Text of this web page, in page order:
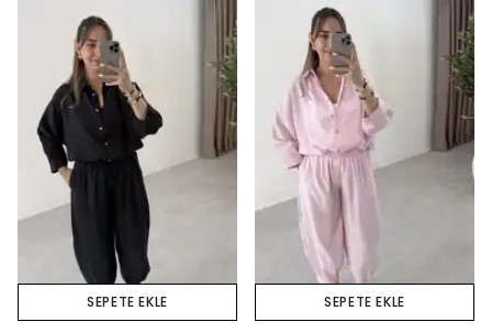
SEPETE EKLE SEPETE EKLE